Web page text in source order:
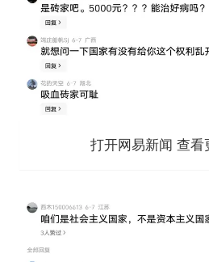
打开网易新闻 查看